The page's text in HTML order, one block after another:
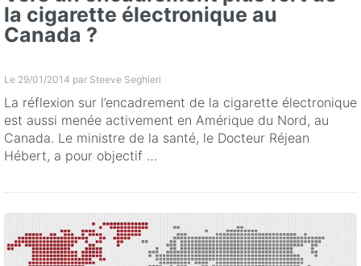
la cigarette électronique au
Canada ?
Le 29/01/2014 par Steeve Seghieri
La réflexion sur l’encadrement de la cigarette électronique
est aussi menée activement en Amérique du Nord, au
Canada. Le ministre de la santé, le Docteur Réjean
Hébert, a pour objectif …